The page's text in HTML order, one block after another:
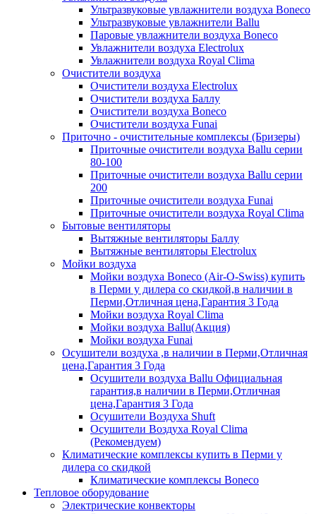
Ультразвуковые увлажнители воздуха Boneco
Ультразвуковые увлажнители Ballu
Паровые увлажнители воздуха Boneco
Увлажнители воздуха Electrolux
Увлажнители воздуха Royal Clima
Очистители воздуха
Очистители воздуха Electrolux
Очистители воздуха Баллу
Очистители воздуха Boneco
Очистители воздуха Funai
Приточно - очистительные комплексы (Бризеры)
Приточные очистители воздуха Ballu серии
80-100
Приточные очистители воздуха Ballu серии
200
Приточные очистители воздуха Funai
Приточные очистители воздуха Royal Clima
Бытовые вентиляторы
Вытяжные вентиляторы Баллу
Вытяжные вентиляторы Electrolux
Мойки воздуха
Мойки воздуха Boneco (Air-O-Swiss) купить
в Перми у дилера со скидкой,в наличии в
Перми,Отличная цена,Гарантия 3 Года
Мойки воздуха Royal Clima
Мойки воздуха Ballu(Акция)
Мойки воздуха Funai
Осушители воздуха ,в наличии в Перми,Отличная
цена,Гарантия 3 Года
Осушители воздуха Ballu Официальная
гарантия,в наличии в Перми,Отличная
цена,Гарантия 3 Года
Осушители Воздуха Shuft
Осушители Воздуха Royal Clima
(Рекомендуем)
Климатические комплексы купить в Перми у
дилера со скидкой
Климатические комплексы Boneсo
Тепловое оборудование
Электрические конвекторы